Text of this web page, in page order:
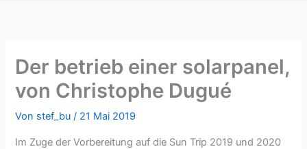
Der betrieb einer solarpanel,
von Christophe Dugué
Von stef_bu/ 21 Mai 2019
Im Zuge der Vorbereitung auf die Sun Trip 2019 und 2020